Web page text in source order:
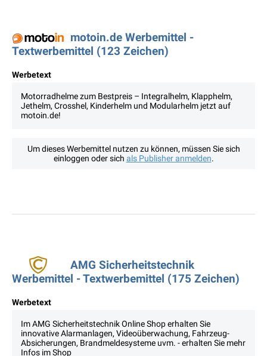
motoin.de Werbemittel -
Textwerbemittel (123 Zeichen)
Werbetext
Motorradhelme zum Bestpreis – Integralhelm, Klapphelm,
Jethelm, Crosshel, Kinderhelm und Modularhelm jetzt auf
motoin.de!
Um dieses Werbemittel nutzen zu können, müssen Sie sich
einloggen oder sich als Publisher anmelden.
AMG Sicherheitstechnik
Werbemittel - Textwerbemittel (175 Zeichen)
Werbetext
Im AMG Sicherheitstechnik Online Shop erhalten Sie
innovative Alarmanlagen, Videoüberwachung, Fahrzeug-
Absicherungen, Brandmeldesysteme uvm. - erhalten Sie mehr
Infos im Shop